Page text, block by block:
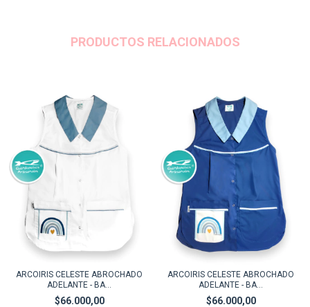
PRODUCTOS RELACIONADOS
ARCOIRIS CELESTE ABROCHADO
ADELANTE - BA...
$66.000,00
ARCOIRIS CELESTE ABROCHADO
ADELANTE - BA...
$66.000,00